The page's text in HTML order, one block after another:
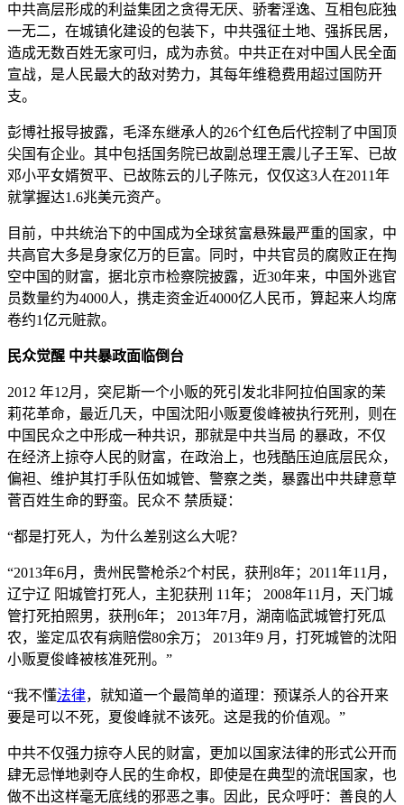
中共高层形成的利益集团之贪得无厌、骄奢淫逸、互相包庇独
一无二，在城镇化建设的包装下，中共强征土地、强拆民居，
造成无数百姓无家可归，成为赤贫。中共正在对中国人民全面
宣战，是人民最大的敌对势力，其每年维稳费用超过国防开
支。
彭博社报导披露，毛泽东继承人的26个红色后代控制了中国顶
尖国有企业。其中包括国务院已故副总理王震儿子王军、已故
邓小平女婿贺平、已故陈云的儿子陈元，仅仅这3人在2011年
就掌握达1.6兆美元资产。
目前，中共统治下的中国成为全球贫富悬殊最严重的国家，中
共高官大多是身家亿万的巨富。同时，中共官员的腐败正在掏
空中国的财富，据北京市检察院披露，近30年来，中国外逃官
员数量约为4000人，携走资金近4000亿人民币，算起来人均席
卷约1亿元赃款。
民众觉醒 中共暴政面临倒台
2012 年12月，突尼斯一个小贩的死引发北非阿拉伯国家的茉
莉花革命，最近几天，中国沈阳小贩夏俊峰被执行死刑，则在
中国民众之中形成一种共识，那就是中共当局 的暴政，不仅
在经济上掠夺人民的财富，在政治上，也残酷压迫底层民众，
偏袒、维护其打手队伍如城管、警察之类，暴露出中共肆意草
菅百姓生命的野蛮。民众不 禁质疑：
“都是打死人，为什么差别这么大呢？
“2013年6月，贵州民警枪杀2个村民，获刑8年；2011年11月，
辽宁辽 阳城管打死人，主犯获刑 11年； 2008年11月，天门城
管打死拍照男，获刑6年； 2013年7月，湖南临武城管打死瓜
农，鉴定瓜农有病赔偿80余万； 2013年9 月，打死城管的沈阳
小贩夏俊峰被核准死刑。”
“我不懂法律，就知道一个最简单的道理：预谋杀人的谷开来
要是可以不死，夏俊峰就不该死。这是我的价值观。”
中共不仅强力掠夺人民的财富，更加以国家法律的形式公开而
肆无忌惮地剥夺人民的生命权，即使是在典型的流氓国家，也
做不出这样毫无底线的邪恶之事。因此，民众呼吁：善良的人